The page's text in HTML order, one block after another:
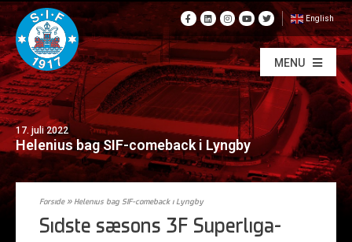
English
MENU
17. juli 2022
Helenius bag SIF-comeback i Lyngby
Forside» Helenius bag SIF-comeback i Lyngby
Sidste sæsons 3F Superliga-